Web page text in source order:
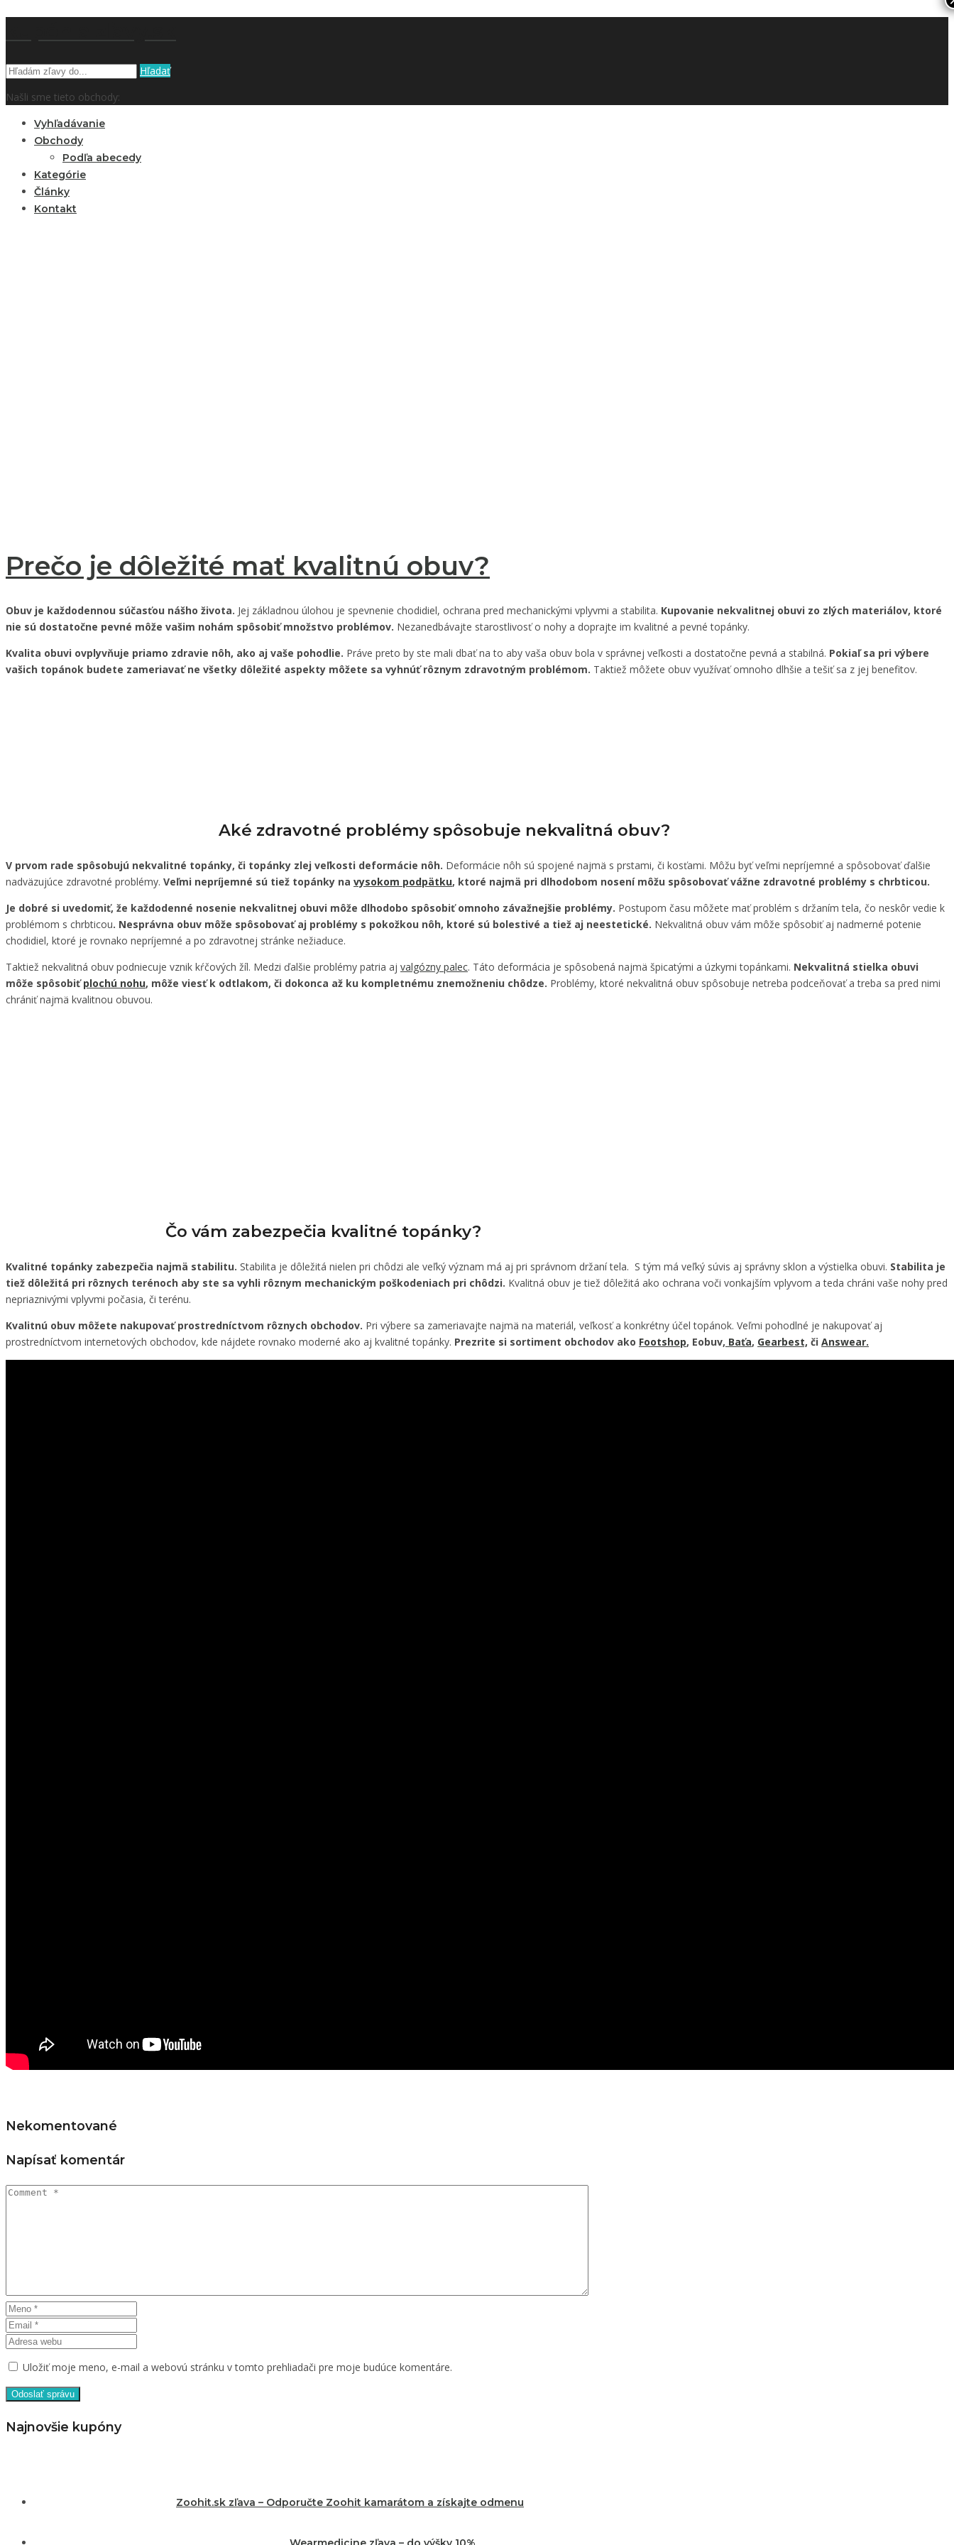
Hľadať
Našli sme tieto obchody:
Vyhľadávanie
Obchody
Podľa abecedy
Kategórie
Články
Kontakt
Prečo je dôležité mať kvalitnú obuv?
Obuv je každodennou súčasťou nášho života. Jej základnou úlohou je spevnenie chodidiel, ochrana pred mechanickými vplyvmi a stabilita. Kupovanie nekvalitnej obuvi zo zlých materiálov, ktoré
nie sú dostatočne pevné môže vašim nohám spôsobiť množstvo problémov. Nezanedbávajte starostlivosť o nohy a doprajte im kvalitné a pevné topánky.
Kvalita obuvi ovplyvňuje priamo zdravie nôh, ako aj vaše pohodlie. Práve preto by ste mali dbať na to aby vaša obuv bola v správnej veľkosti a dostatočne pevná a stabilná. Pokiaľ sa pri výbere
vašich topánok budete zameriavať ne všetky dôležité aspekty môžete sa vyhnúť rôznym zdravotným problémom. Taktiež môžete obuv využívať omnoho dlhšie a tešiť sa z jej benefitov.
Aké zdravotné problémy spôsobuje nekvalitná obuv?
V prvom rade spôsobujú nekvalitné topánky, či topánky zlej veľkosti deformácie nôh. Deformácie nôh sú spojené najmä s prstami, či kosťami. Môžu byť veľmi nepríjemné a spôsobovať ďalšie
nadväzujúce zdravotné problémy. Veľmi nepríjemné sú tiež topánky na vysokom podpätku, ktoré najmä pri dlhodobom nosení môžu spôsobovať vážne zdravotné problémy s chrbticou.
Je dobré si uvedomiť, že každodenné nosenie nekvalitnej obuvi môže dlhodobo spôsobiť omnoho závažnejšie problémy. Postupom času môžete mať problém s držaním tela, čo neskôr vedie k
problémom s chrbticou. Nesprávna obuv môže spôsobovať aj problémy s pokožkou nôh, ktoré sú bolestivé a tiež aj neestetické. Nekvalitná obuv vám môže spôsobiť aj nadmerné potenie
chodidiel, ktoré je rovnako nepríjemné a po zdravotnej stránke nežiaduce.
Taktiež nekvalitná obuv podniecuje vznik kŕčových žíl. Medzi ďalšie problémy patria aj valgózny palec. Táto deformácia je spôsobená najmä špicatými a úzkymi topánkami. Nekvalitná stielka obuvi
môže spôsobiťplochú nohu, môže viesť k odtlakom, či dokonca až ku kompletnému znemožneniu chôdze. Problémy, ktoré nekvalitná obuv spôsobuje netreba podceňovať a treba sa pred nimi
chrániť najmä kvalitnou obuvou.
Čo vám zabezpečia kvalitné topánky?
Kvalitné topánky zabezpečia najmä stabilitu. Stabilita je dôležitá nielen pri chôdzi ale veľký význam má aj pri správnom držaní tela. S tým má veľký súvis aj správny sklon a výstielka obuvi. Stabilita je
tiež dôležitá pri rôznych terénoch aby ste sa vyhli rôznym mechanickým poškodeniach pri chôdzi. Kvalitná obuv je tiež dôležitá ako ochrana voči vonkajším vplyvom a teda chráni vaše nohy pred
nepriaznivými vplyvmi počasia, či terénu.
Kvalitnú obuv môžete nakupovať prostredníctvom rôznych obchodov. Pri výbere sa zameriavajte najmä na materiál, veľkosť a konkrétny účel topánok. Veľmi pohodlné je nakupovať aj
prostredníctvom internetových obchodov, kde nájdete rovnako moderné ako aj kvalitné topánky. Prezrite si sortiment obchodov ako Footshop, Eobuv, Baťa, Gearbest, či Answear.
Nekomentované
Napísať komentár
Uložiť moje meno, e-mail a webovú stránku v tomto prehliadači pre moje budúce komentáre.
Najnovšie kupóny
Zoohit.sk zľava – Odporučte Zoohit kamarátom a získajte odmenu